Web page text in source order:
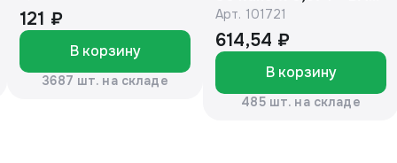
121 ₽
В корзину
3687 шт. на складе
банка (ЕАС)
Арт. 101721
614,54 ₽
В корзину
485 шт. на складе